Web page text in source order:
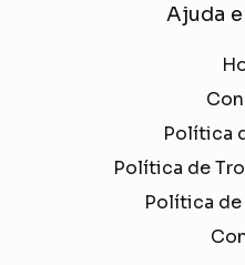
Ajuda
Política
Política de
Política